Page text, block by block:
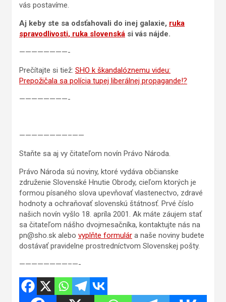
vás postavíme.
Aj keby ste sa odsťahovali do inej galaxie, ruka
spravodlivosti, ruka slovenská si vás nájde.
————————-
Prečítajte si tiež: SHO k škandalóznemu videu:
Prepožičala sa polícia tupej liberálnej propagande!?
————————-
————————–——
Staňte sa aj vy čitateľom novín Právo Národa.
Právo Národa sú noviny, ktoré vydáva občianske
združenie Slovenské Hnutie Obrody, cieľom ktorých je
formou písaného slova upevňovať vlastenectvo, zdravé
hodnoty a ochraňovať slovenskú štátnosť. Prvé číslo
našich novín vyšlo 18. apríla 2001. Ak máte záujem stať
sa čitateľom nášho dvojmesačníka, kontaktujte nás na
pn@sho.sk alebo vyplňte formulár a naše noviny budete
dostávať pravidelne prostredníctvom Slovenskej pošty.
————————–—-